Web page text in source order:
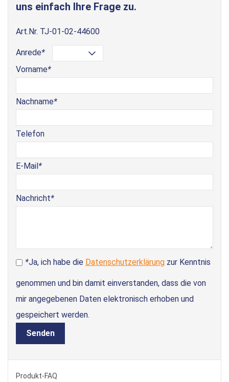
uns einfach Ihre Frage zu.
Art.Nr. TJ-01-02-44600
Anrede*
Vorname*
Nachname*
Telefon
E-Mail*
Nachricht*
*Ja, ich habe die Datenschutzerklärung zur Kenntnis
genommen und bin damit einverstanden, dass die von
mir angegebenen Daten elektronisch erhoben und
gespeichert werden.
Senden
Produkt-FAQ